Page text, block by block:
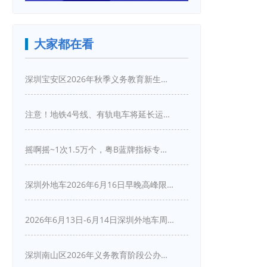
大家都在看
深圳宝安区2026年秋季义务教育新生入学指引
注意！地铁4号线、有轨电车将延长运营服务！
摇啊摇~1次1.5万个，粤B蓝牌指标专项摇号又来啦！
深圳外地车2026年6月16日早晚高峰限行详情
2026年6月13日-6月14日深圳外地车周末限行吗
深圳南山区2026年义务教育阶段公办学校新生入学申请指南